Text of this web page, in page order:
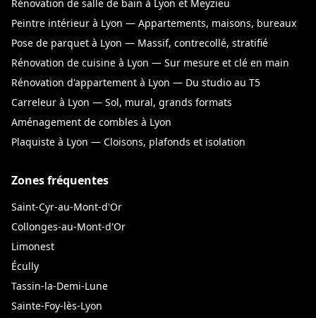
Rénovation de salle de bain à Lyon et Meyzieu
Peintre intérieur à Lyon — Appartements, maisons, bureaux
Pose de parquet à Lyon — Massif, contrecollé, stratifié
Rénovation de cuisine à Lyon — Sur mesure et clé en main
Rénovation d'appartement à Lyon — Du studio au T5
Carreleur à Lyon — Sol, mural, grands formats
Aménagement de combles à Lyon
Plaquiste à Lyon — Cloisons, plafonds et isolation
Zones fréquentes
Saint-Cyr-au-Mont-d'Or
Collonges-au-Mont-d'Or
Limonest
Écully
Tassin-la-Demi-Lune
Sainte-Foy-lès-Lyon